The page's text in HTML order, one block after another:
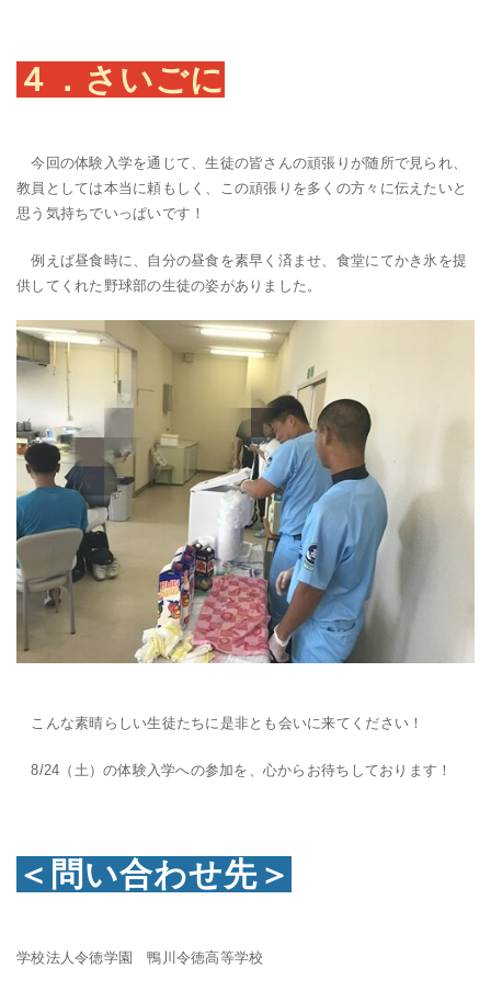
４．さいごに
今回の体験入学を通じて、生徒の皆さんの頑張りが随所で見られ、
教員としては本当に頼もしく、この頑張りを多くの方々に伝えたいと
思う気持ちでいっぱいです！
例えば昼食時に、自分の昼食を素早く済ませ、食堂にてかき氷を提
供してくれた野球部の生徒の姿がありました。
こんな素晴らしい生徒たちに是非とも会いに来てください！
8/24（土）の体験入学への参加を、心からお待ちしております！
＜問い合わせ先＞
学校法人令徳学園 鴨川令徳高等学校